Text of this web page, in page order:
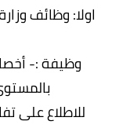
اولا: وظائف
وظيفة :-
للاطلاع على